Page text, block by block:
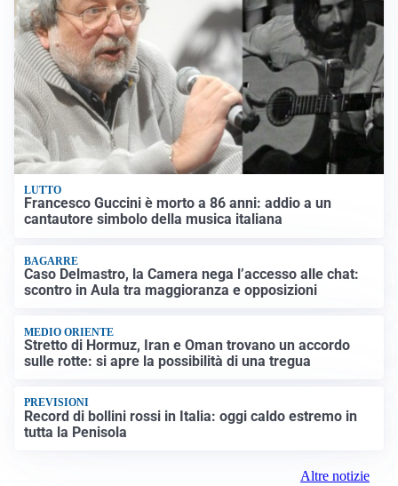
LUTTO
Francesco Guccini è morto a 86 anni: addio a un
cantautore simbolo della musica italiana
BAGARRE
Caso Delmastro, la Camera nega l’accesso alle chat:
scontro in Aula tra maggioranza e opposizioni
MEDIO ORIENTE
Stretto di Hormuz, Iran e Oman trovano un accordo
sulle rotte: si apre la possibilità di una tregua
PREVISIONI
Record di bollini rossi in Italia: oggi caldo estremo in
tutta la Penisola
Altre notizie